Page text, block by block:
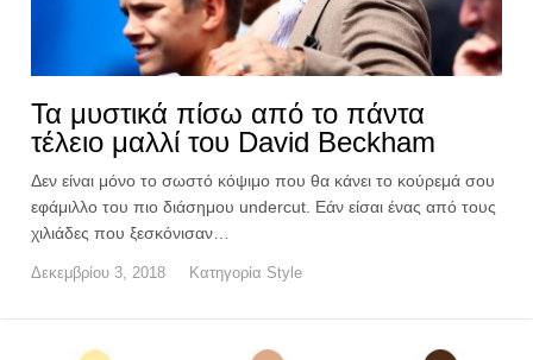
Τα μυστικά πίσω από το πάντα
τέλειο μαλλί του David Beckham
Δεν είναι μόνο το σωστό κόψιμο που θα κάνει το κούρεμά σου
εφάμιλλο του πιο διάσημου undercut. Εάν είσαι ένας από τους
χιλιάδες που ξεσκόνισαν…
Δεκεμβρίου 3, 2018 Κατηγορία Style